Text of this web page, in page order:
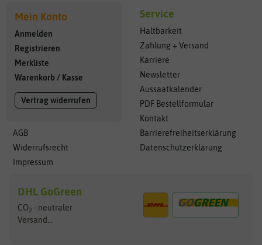
Mein Konto
Anmelden
Registrieren
Merkliste
Warenkorb / Kasse
Vertrag widerrufen
AGB
Widerrufsrecht
Impressum
Service
Haltbarkeit
Zahlung + Versand
Karriere
Newsletter
Aussaatkalender
PDF Bestellformular
Kontakt
Barrierefreiheitserklärung
Datenschutzerklärung
DHL GoGreen
CO2 - neutraler
Versand...